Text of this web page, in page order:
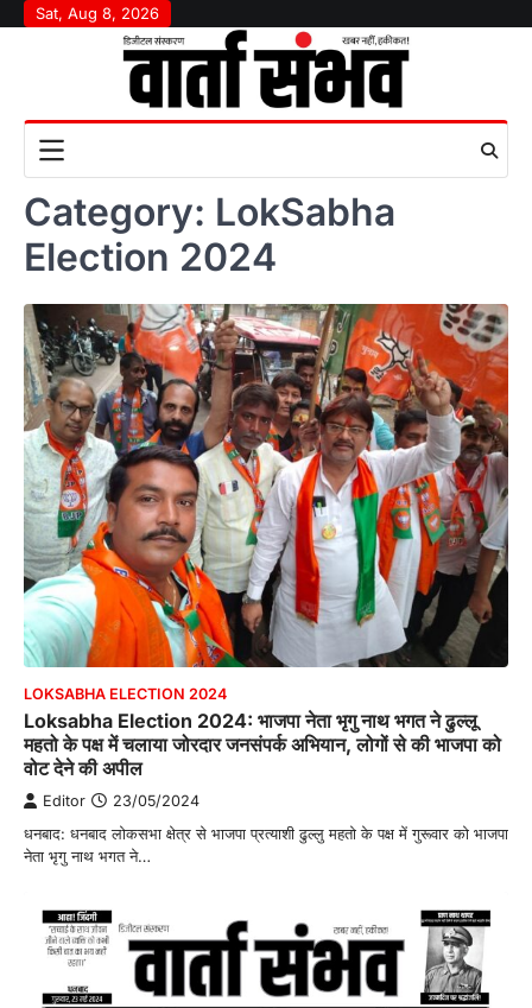
SkipSat, Aug 8, 2026
Category: LokSabha
Election 2024
LOKSABHA ELECTION 2024
Loksabha Election 2024: भाजपा नेता भृगु नाथ भगत ने ढुल्लू
महतो के पक्ष में चलाया जोरदार जनसंपर्क अभियान, लोगों से की भाजपा को
वोट देने की अपील
Editor 23/05/2024
धनबाद: धनबाद लोकसभा क्षेत्र से भाजपा प्रत्याशी ढुल्लु महतो के पक्ष में गुरूवार को भाजपा
नेता भृगु नाथ भगत ने…